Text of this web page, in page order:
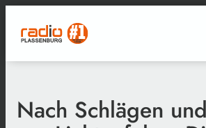
Nach Schlägen